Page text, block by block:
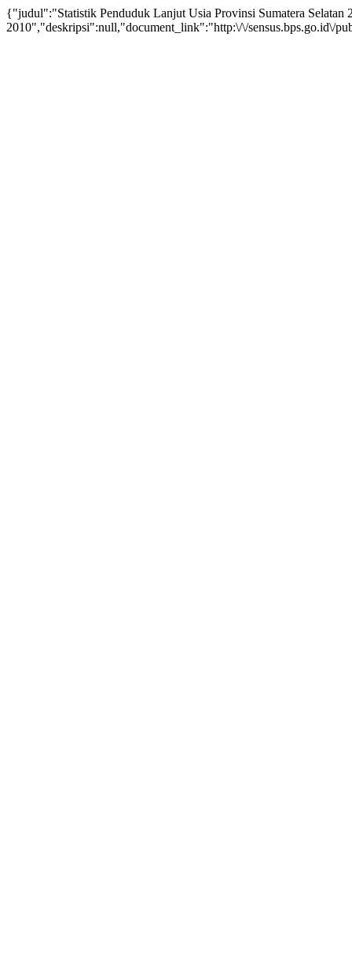
{"judul":"Statistik Penduduk Lanjut Usia Provinsi Sumatera Selatan
2010","deskripsi":null,"document_link":"http:\/\/sensus.bps.go.id\/